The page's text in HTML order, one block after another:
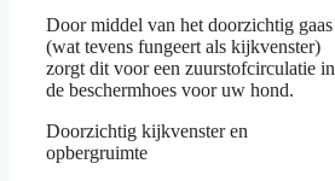
Door middel van het doorzichtig gaas
(wat tevens fungeert als kijkvenster)
zorgt dit voor een zuurstofcirculatie in
de beschermhoes voor uw hond.
Doorzichtig kijkvenster en
opbergruimte